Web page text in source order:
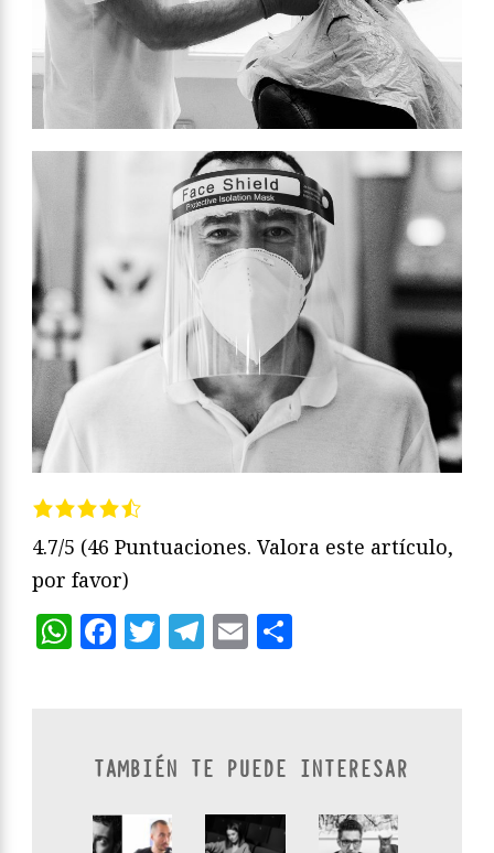
4.7/5 (46 Puntuaciones. Valora este artículo,
por favor)
WhatsApp
Facebook
Twitter
Telegram
Email
TAMBIÉN TE PUEDE INTERESAR